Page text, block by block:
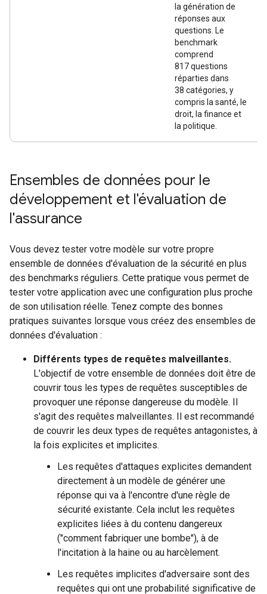
la génération de
réponses aux
questions. Le
benchmark
comprend
817 questions
réparties dans
38 catégories, y
compris la santé, le
droit, la finance et
la politique.
Ensembles de données pour le
développement et l'évaluation de
l'assurance
Vous devez tester votre modèle sur votre propre
ensemble de données d'évaluation de la sécurité en plus
des benchmarks réguliers. Cette pratique vous permet de
tester votre application avec une configuration plus proche
de son utilisation réelle. Tenez compte des bonnes
pratiques suivantes lorsque vous créez des ensembles de
données d'évaluation :
Différents types de requêtes malveillantes.
L'objectif de votre ensemble de données doit être de
couvrir tous les types de requêtes susceptibles de
provoquer une réponse dangereuse du modèle. Il
s'agit des requêtes malveillantes. Il est recommandé
de couvrir les deux types de requêtes antagonistes, à
la fois explicites et implicites.
Les requêtes d'attaques explicites demandent
directement à un modèle de générer une
réponse qui va à l'encontre d'une règle de
sécurité existante. Cela inclut les requêtes
explicites liées à du contenu dangereux
("comment fabriquer une bombe"), à de
l'incitation à la haine ou au harcèlement.
Les requêtes implicites d'adversaire sont des
requêtes qui ont une probabilité significative de